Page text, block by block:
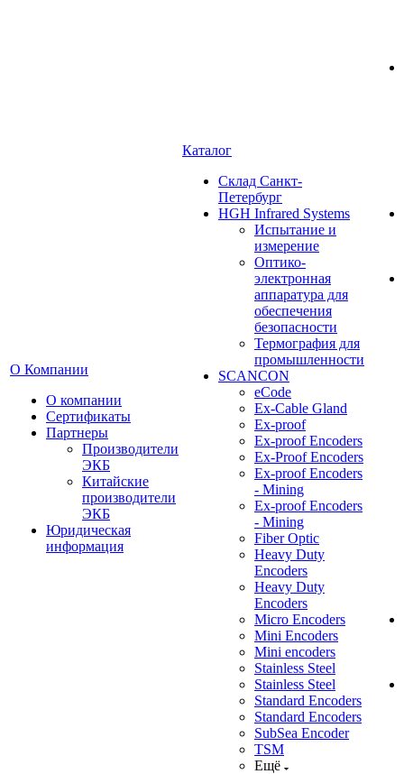
О Компании
О компании
Сертификаты
Партнеры
Производители
ЭКБ
Китайские
производители
ЭКБ
Юридическая
информация
Каталог
Cклад Санкт-
Петербург
HGH Infrared Systems
Испытание и
измерение
Оптико-
электронная
аппаратура для
обеспечения
безопасности
Термография для
промышленности
SCANCON
eCode
Ex-Cable Gland
Ex-proof
Ex-proof Encoders
Ex-Proof Encoders
Ex-proof Encoders
- Mining
Ex-proof Encoders
- Mining
Fiber Optic
Heavy Duty
Encoders
Heavy Duty
Encoders
Micro Encoders
Mini Encoders
Mini encoders
Stainless Steel
Stainless Steel
Standard Encoders
Standard Encoders
SubSea Encoder
TSM
Ещё